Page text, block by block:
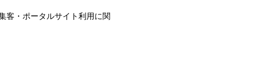
客・ポータルサイト利用に関